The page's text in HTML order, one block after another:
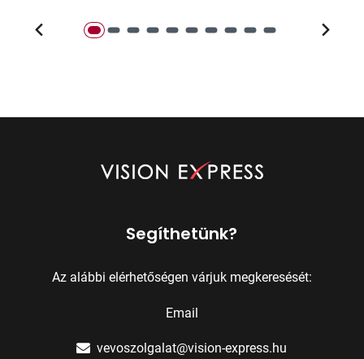
Segíthetünk?
Az alábbi elérhetőségen várjuk megkeresését:
Email
vevoszolgalat@vision-express.hu